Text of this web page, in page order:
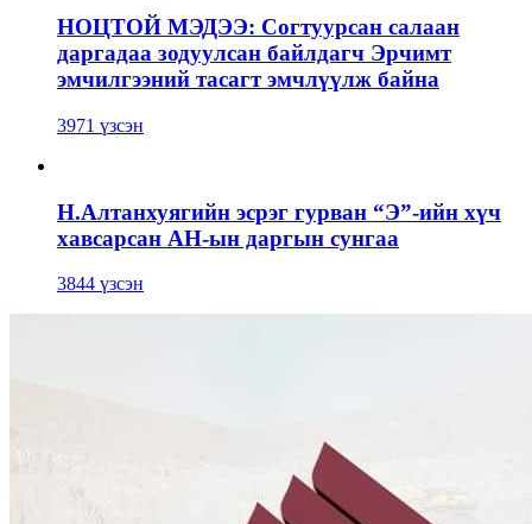
НОЦТОЙ МЭДЭЭ: Согтуурсан салаан
даргадаа зодуулсан байлдагч Эрчимт
эмчилгээний тасагт эмчлүүлж байна
3971 үзсэн
Н.Алтанхуягийн эсрэг гурван “Э”-ийн хүч
хавсарсан АН-ын даргын сунгаа
3844 үзсэн